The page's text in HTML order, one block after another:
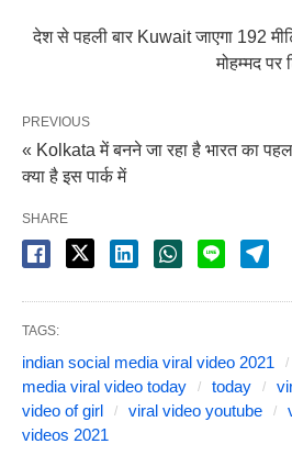
देश से पहली बार Kuwait जाएगा 192
मोहम्मद पर
PREVIOUS
« Kolkata में बनने जा रहा है भारत का
क्या है इस पार्क में
SHARE
TAGS:
indian social media viral video 2021
media viral video today
today
video of girl
viral video youtube
videos 2021